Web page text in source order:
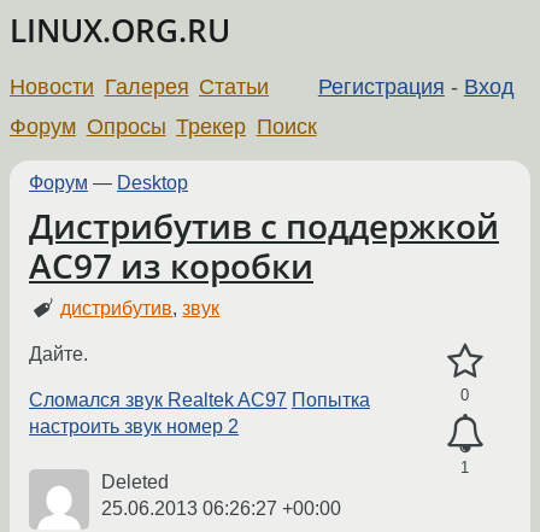
LINUX.ORG.RU
Регистрация - Вход
Новости Галерея Статьи
Форум Опросы Трекер Поиск
Форум — Desktop
Дистрибутив с поддержкой
AC97 из коробки
дистрибутив,звук
0
1
Дайте.
Сломался звук Realtek AC97 Попытка
настроить звук номер 2
Deleted
25.06.2013 06:26:27 +00:00